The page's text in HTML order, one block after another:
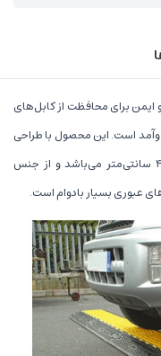
ایمن برای محافظت از کابل‌های
است. این محصول با طراحی
ویژه، مناسب عبور دو عدد کابل با قطر حداکثر ۴ سانتی‌متر می‌باشد و از جنس
عبوری بسیار بادوام است.